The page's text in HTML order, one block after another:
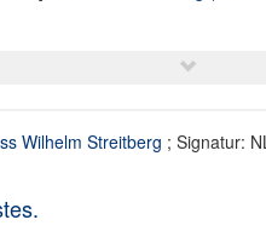
Wilhelm Streitberg ; Signatur: